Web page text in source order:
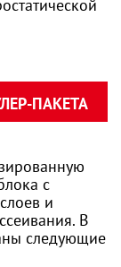
ПАКЕТА
с
и
В
следующие